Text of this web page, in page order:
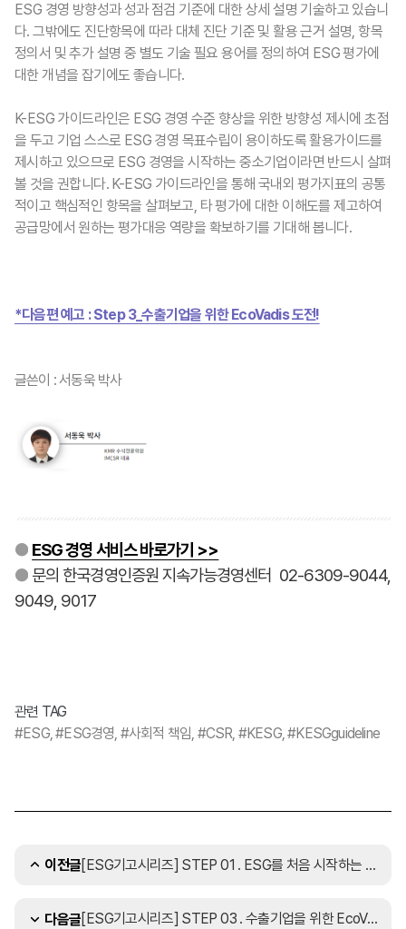
ESG 경영 방향성과 성과 점검 기준에 대한 상세 설명 기술하고 있습니
다. 그밖에도 진단항목에 따라 대체 진단 기준 및 활용 근거 설명, 항목
정의서 및 추가 설명 중 별도 기술 필요 용어를 정의하여 ESG 평가에
대한 개념을 잡기에도 좋습니다.
K-ESG 가이드라인은 ESG 경영 수준 향상을 위한 방향성 제시에 초점
을 두고 기업 스스로 ESG 경영 목표수립이 용이하도록 활용가이드를
제시하고 있으므로 ESG 경영을 시작하는 중소기업이라면 반드시 살펴
볼 것을 권합니다. K-ESG 가이드라인을 통해 국내외 평가지표의 공통
적이고 핵심적인 항목을 살펴보고, 타 평가에 대한 이해도를 제고하여
공급망에서 원하는 평가대응 역량을 확보하기를 기대해 봅니다.
*다음편 예고 : Step 3_수출기업을 위한 EcoVadis 도전!
글쓴이 : 서동욱 박사
● ESG 경영 서비스 바로가기 >>
● 문의 한국경영인증원 지속가능경영센터 02-6309-9044,
9049, 9017
관련 TAG
#ESG, #ESG경영, #사회적 책임, #CSR, #KESG, #KESGguideline
이전글 [ESG기고시리즈] STEP 01 . ESG를 처음 시작하는 기업이라면
다음글 [ESG기고시리즈] STEP 03 . 수출기업을 위한 EcoVadis 도전!